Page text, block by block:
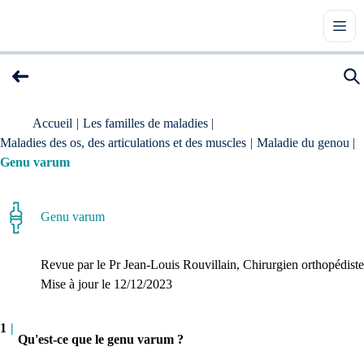
Accueil | Les familles de maladies |
Maladies des os, des articulations et des muscles | Maladie du genou |
Genu varum
Genu varum
Revue par le Pr Jean-Louis Rouvillain, Chirurgien orthopédiste
Mise à jour le 12/12/2023
1 |
Qu'est-ce que le genu varum ?